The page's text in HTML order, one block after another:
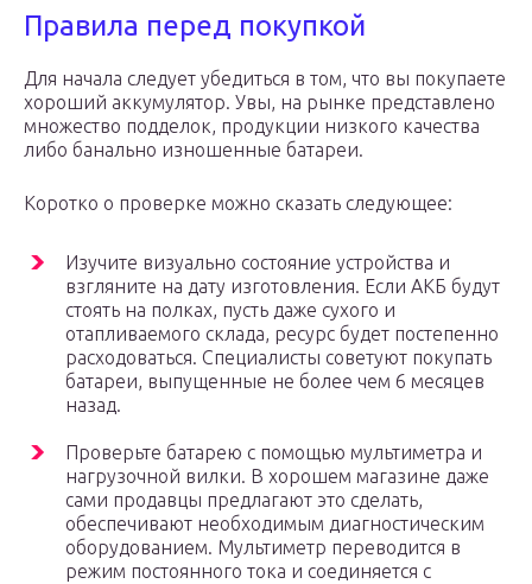
Правила перед покупкой
Для начала следует убедиться в том, что вы покупаете
хороший аккумулятор. Увы, на рынке представлено
множество подделок, продукции низкого качества
либо банально изношенные батареи.
Коротко о проверке можно сказать следующее:
Изучите визуально состояние устройства и
взгляните на дату изготовления. Если АКБ будут
стоять на полках, пусть даже сухого и
отапливаемого склада, ресурс будет постепенно
расходоваться. Специалисты советуют покупать
батареи, выпущенные не более чем 6 месяцев
назад.
Проверьте батарею с помощью мультиметра и
нагрузочной вилки. В хорошем магазине даже
сами продавцы предлагают это сделать,
обеспечивают необходимым диагностическим
оборудованием. Мультиметр переводится в
режим постоянного тока и соединяется с